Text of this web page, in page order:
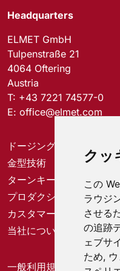
クッ
この
ラウジ
させる
の追跡
ェブサ
ため,
Headquarters
ELMET GmbH
Tulpenstraße 21
4064 Oftering
Austria
T: +43 7221 74577-0
E: office@elmet.com
ドージングシステム
金型技術
ターンキーソリューショ
プロダクションソリュー
カスタマーサービスセン
当社について
一般利用規約